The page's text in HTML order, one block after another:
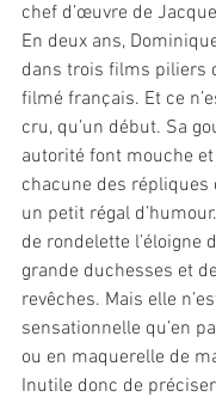
chef d’œuvre de
En deux ans,
dans trois films piliers
filmé français. Et ce
cru, qu’un début. Sa
autorité font mouche
chacune des répliques
un petit régal
de rondelette l’éloigne
grande duchesses et
revêches. Mais elle
sensationnelle qu’en
ou en maquerelle de
Inutile donc de